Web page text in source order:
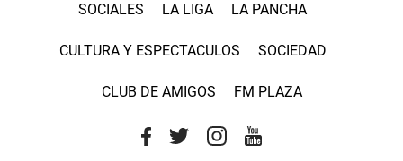
SOCIALES LA LIGA LA PANCHA
CULTURA Y ESPECTACULOS SOCIEDAD
CLUB DE AMIGOS FM PLAZA